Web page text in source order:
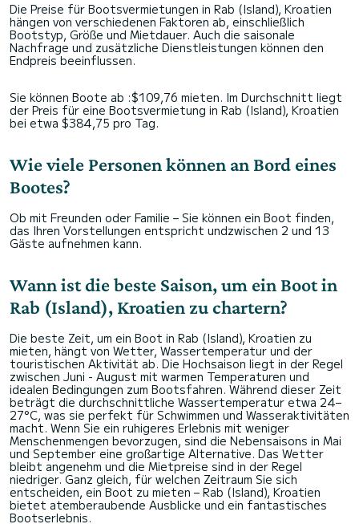
Die Preise für Bootsvermietungen in Rab (Island), Kroatien
hängen von verschiedenen Faktoren ab, einschließlich
Bootstyp, Größe und Mietdauer. Auch die saisonale
Nachfrage und zusätzliche Dienstleistungen können den
Endpreis beeinflussen.
Sie können Boote ab :$109,76 mieten. Im Durchschnitt liegt
der Preis für eine Bootsvermietung in Rab (Island), Kroatien
bei etwa $384,75 pro Tag.
Wie viele Personen können an Bord eines
Bootes?
Ob mit Freunden oder Familie – Sie können ein Boot finden,
das Ihren Vorstellungen entspricht undzwischen 2 und 13
Gäste aufnehmen kann.
Wann ist die beste Saison, um ein Boot in
Rab (Island), Kroatien zu chartern?
Die beste Zeit, um ein Boot in Rab (Island), Kroatien zu
mieten, hängt von Wetter, Wassertemperatur und der
touristischen Aktivität ab. Die Hochsaison liegt in der Regel
zwischen Juni - August mit warmen Temperaturen und
idealen Bedingungen zum Bootsfahren. Während dieser Zeit
beträgt die durchschnittliche Wassertemperatur etwa 24–
27°C, was sie perfekt für Schwimmen und Wasseraktivitäten
macht. Wenn Sie ein ruhigeres Erlebnis mit weniger
Menschenmengen bevorzugen, sind die Nebensaisons in Mai
und September eine großartige Alternative. Das Wetter
bleibt angenehm und die Mietpreise sind in der Regel
niedriger. Ganz gleich, für welchen Zeitraum Sie sich
entscheiden, ein Boot zu mieten – Rab (Island), Kroatien
bietet atemberaubende Ausblicke und ein fantastisches
Bootserlebnis.